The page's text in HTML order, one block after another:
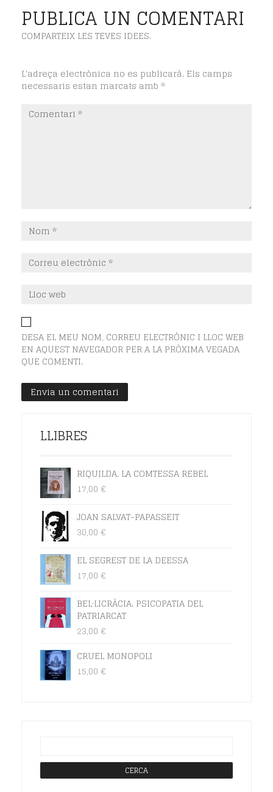
PUBLICA UN COMENTARI
COMPARTEIX LES TEVES IDEES.
L'adreça electrònica no es publicarà. Els camps
necessaris estan marcats amb *
DESA EL MEU NOM, CORREU ELECTRÒNIC I LLOC WEB
EN AQUEST NAVEGADOR PER A LA PRÒXIMA VEGADA
QUE COMENTI.
LLIBRES
RIQUILDA. LA COMTESSA REBEL
17,00 €
JOAN SALVAT-PAPASSEIT
30,00 €
EL SEGREST DE LA DEESSA
17,00 €
BEL·LICRÀCIA. PSICOPATIA DEL
PATRIARCAT
23,00 €
CRUEL MONOPOLI
15,00 €